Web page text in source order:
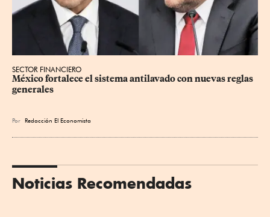
SECTOR FINANCIERO
México fortalece el sistema antilavado con nuevas reglas
generales
Por Redacción El Economista
Noticias Recomendadas